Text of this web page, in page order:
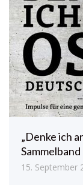
„Denke ich
15. September